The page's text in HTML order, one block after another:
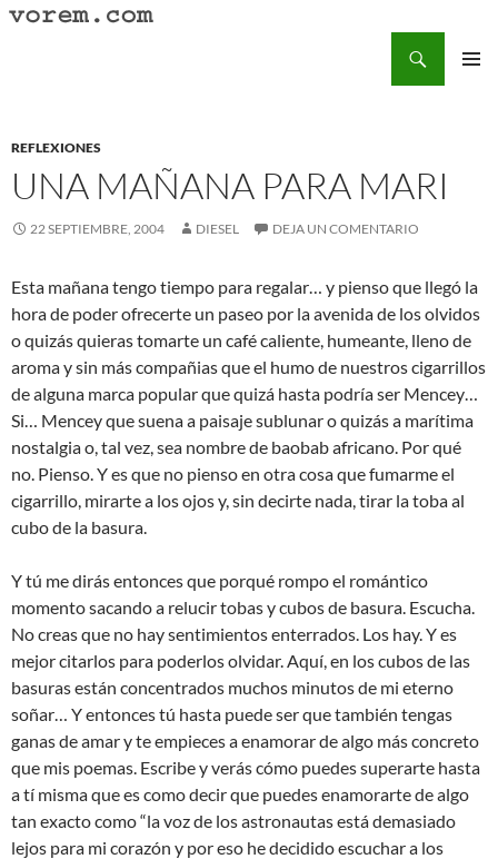
Saltar
REFLEXIONES
UNA MAÑANA PARA MARI
22 SEPTIEMBRE, 2004 DIESEL DEJA UN COMENTARIO
Esta mañana tengo tiempo para regalar… y pienso que llegó la
hora de poder ofrecerte un paseo por la avenida de los olvidos
o quizás quieras tomarte un café caliente, humeante, lleno de
aroma y sin más compañias que el humo de nuestros cigarrillos
de alguna marca popular que quizá hasta podría ser Mencey…
Si… Mencey que suena a paisaje sublunar o quizás a marítima
nostalgia o, tal vez, sea nombre de baobab africano. Por qué
no. Pienso. Y es que no pienso en otra cosa que fumarme el
cigarrillo, mirarte a los ojos y, sin decirte nada, tirar la toba al
cubo de la basura.
Y tú me dirás entonces que porqué rompo el romántico
momento sacando a relucir tobas y cubos de basura. Escucha.
No creas que no hay sentimientos enterrados. Los hay. Y es
mejor citarlos para poderlos olvidar. Aquí, en los cubos de las
basuras están concentrados muchos minutos de mi eterno
soñar… Y entonces tú hasta puede ser que también tengas
ganas de amar y te empieces a enamorar de algo más concreto
que mis poemas. Escribe y verás cómo puedes superarte hasta
a tí misma que es como decir que puedes enamorarte de algo
tan exacto como “la voz de los astronautas está demasiado
lejos para mi corazón y por eso he decidido escuchar a los